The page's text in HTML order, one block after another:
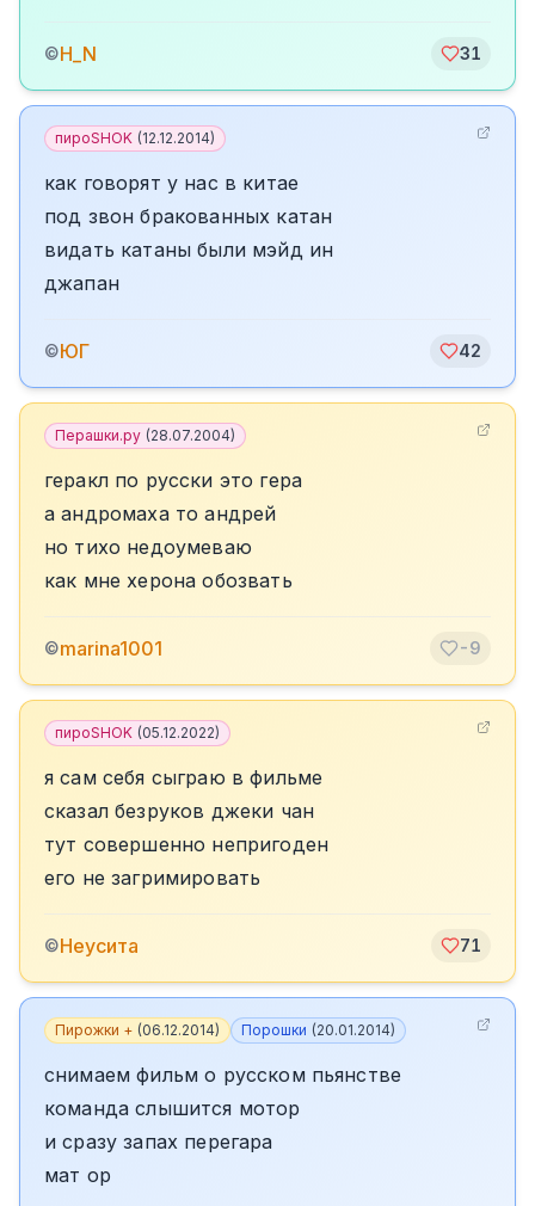
©H_N 31
пироSHOK (12.12.2014)
как говорят у нас в китае
под звон бракованных катан
видать катаны были мэйд ин
джапан
©ЮГ 42
Перашки.ру (28.07.2004)
геракл по русски это гера
а андромаха то андрей
но тихо недоумеваю
как мне херона обозвать
©marina1001 -9
пироSHOK (05.12.2022)
я сам себя сыграю в фильме
сказал безруков джеки чан
тут совершенно непригоден
его не загримировать
©Неусита 71
Пирожки + (06.12.2014) Порошки (20.01.2014)
снимаем фильм о русском пьянстве
команда слышится мотор
и сразу запах перегара
мат ор